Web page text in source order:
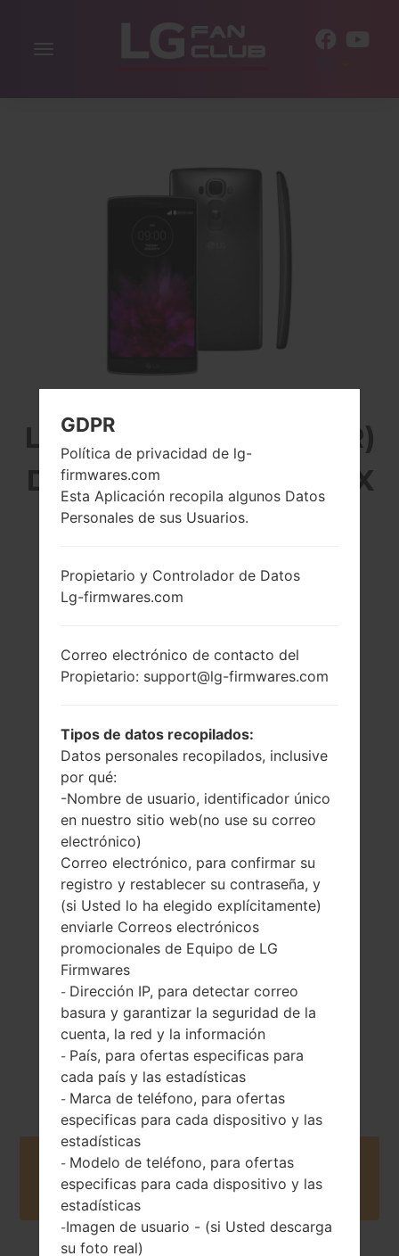
Alternar
LG H950PR (LGH950PR)
DE LA SERIE LG G FLEX
2
(~73.5% relación
pantalla-cuerpo)
píxeles por
pulgada)
152 gramos (5.36
onzas)
No extraíble Li-Po
3000 mAh
A53 & 4x2.0 GHz
Cortex-A57
Snapdragon 810
3GB
Android 5.0.x
Lollipop
Febrero, 2015
Buy accessories on Amazon
GDPR
Política de privacidad de lg-
firmwares.com
Esta Aplicación recopila algunos Datos
Personales de sus Usuarios.
Propietario y Controlador de Datos
Lg-firmwares.com
Correo electrónico de contacto del
Propietario: support@lg-firmwares.com
Tipos de datos recopilados:
Datos personales recopilados, inclusive
por qué:
-Nombre de usuario, identificador único
en nuestro sitio web(no use su correo
electrónico)
Correo electrónico, para confirmar su
registro y restablecer su contraseña, y
(si Usted lo ha elegido explícitamente)
enviarle Correos electrónicos
promocionales de Equipo de LG
Firmwares
- Dirección IP, para detectar correo
basura y garantizar la seguridad de la
cuenta, la red y la información
- País, para ofertas especificas para
cada país y las estadísticas
- Marca de teléfono, para ofertas
especificas para cada dispositivo y las
estadísticas
- Modelo de teléfono, para ofertas
especificas para cada dispositivo y las
estadísticas
-Imagen de usuario - (si Usted descarga
su foto real)